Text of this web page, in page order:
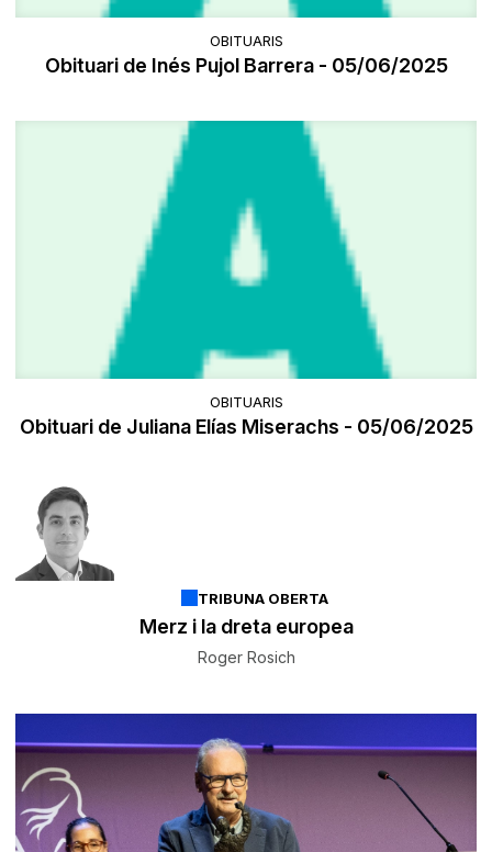
OBITUARIS
Obituari de Inés Pujol Barrera - 05/06/2025
OBITUARIS
Obituari de Juliana Elías Miserachs - 05/06/2025
TRIBUNA OBERTA
Merz i la dreta europea
Roger Rosich